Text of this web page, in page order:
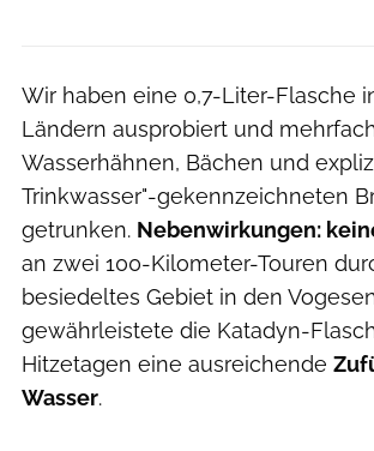
Wir haben eine 0,7-Liter-Flasche
Ländern ausprobiert und
Wasserhähnen, Bächen und
Trinkwasser"-gekennzeichneten
getrunken. Nebenwirkungen:
an zwei 100-Kilometer-Touren
besiedeltes Gebiet in den
gewährleistete die Katadyn-
Hitzetagen eine ausreichende
Wasser.